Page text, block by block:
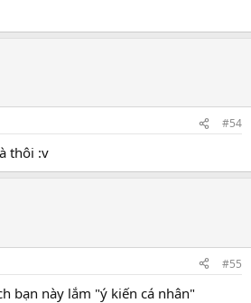
#54
thôi :v
#55
bạn này lắm "ý kiến cá nhân"